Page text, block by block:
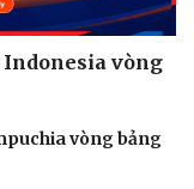
vòng
vòng bảng